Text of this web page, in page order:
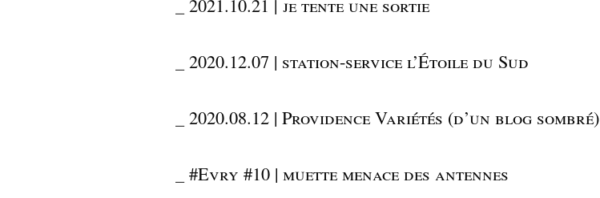
2021.10.21 | je tente une sortie
2020.12.07 | station-service l’Étoile du Sud
2020.08.12 | Providence Variétés (d’un blog sombré)
#Evry #10 | muette menace des antennes